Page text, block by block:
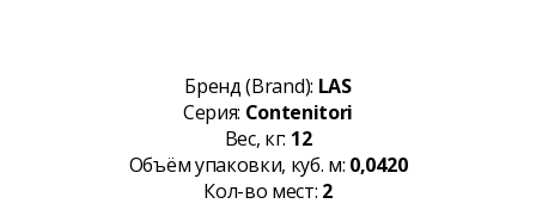
Бренд (Brand): LAS
Серия: Contenitori
Вес, кг: 12
Объём упаковки, куб. м: 0,0420
Кол-во мест: 2